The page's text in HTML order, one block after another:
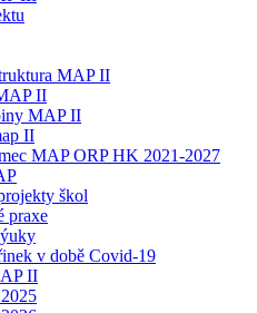
MAP II
II
MAP II
II
MAP ORP HK 2021-2027
škol
praxe
v době Covid-19
II